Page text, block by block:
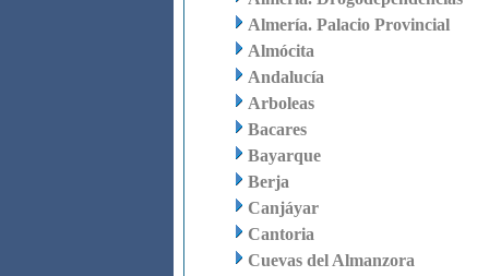
Almería. Palacio Provincial
Almócita
Andalucía
Arboleas
Bacares
Bayarque
Berja
Canjáyar
Cantoria
Cuevas del Almanzora